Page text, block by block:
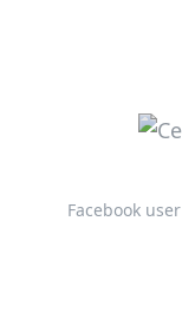
Facebook